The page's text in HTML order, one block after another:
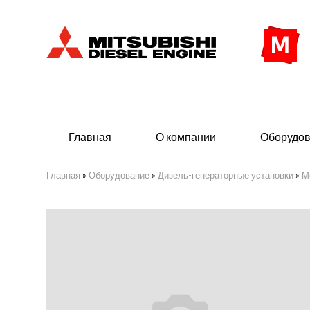
Главная О компании
Дизельные двигатели
Главная » Оборудование » Дизель-генераторные установки »